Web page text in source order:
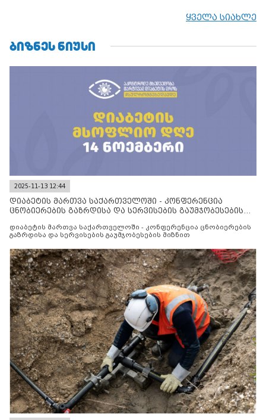
ყველა სიახლე
ᲑᲘᲖᲜᲔᲡ ᲜᲘᲣᲡᲘ
2025-11-13 12:44
დიაბეტის მართვა საქართველოში - კონფერენცია
ცნობიერების გაზრდისა და სერვისების გაუმჯობესების
დიაბეტის მართვა საქართველოში - კონფერენცია ცნობიერების
გაზრდისა და სერვისების გაუმჯობესების მიზნით